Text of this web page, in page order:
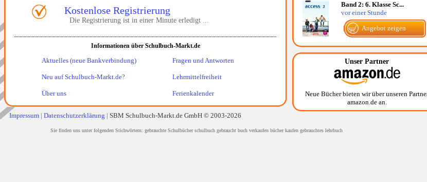
Kostenlose Registrierung
Die Registrierung ist in einer Minute erledigt ...
Informationen über Schulbuch-Markt.de
Aktuelles (neue Bankverbindung)
Neu auf Schulbuch-Markt.de?
Über uns
Fragen und Antworten
Lehrmittelfreiheit
Ferienkalender
Band 2: 6. Klasse Sc...
vor einer Stunde
Angebot zeigen
Unser Partner
Neue Bücher bieten wir über unseren
amazon.de an.
Impressum | Datenschutzerklärung | SBM Schulbuch-Markt.de GmbH © 2003-2026
Sie finden uns unter folgenden Stichwörtern: gebrauchte Schulbücher schulbuch gebraucht buch verkaufen bücher kaufen gebrauchtes lehrbuch